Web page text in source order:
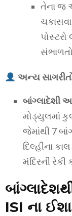
તેના જ
ચકાસવા
પોસ્ટરો
અન્ય
બાંગ્લાદેશી
મોડ્યુલમાં
જેમાંથી 7
દિલ્હીના
મંદિરની રેકી
ISI ના